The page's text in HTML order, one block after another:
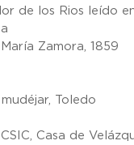
de los Rios leído
Zamora, 1859
Toledo
Casa de